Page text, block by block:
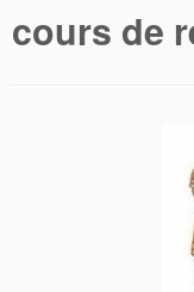
cours de